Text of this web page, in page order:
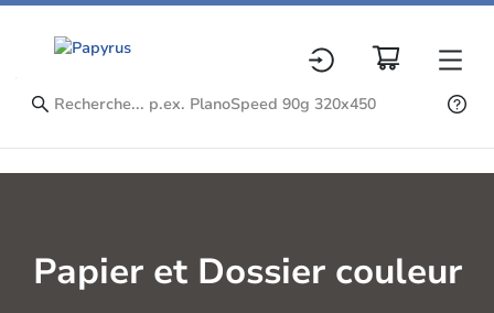
Papier et Dossier couleur